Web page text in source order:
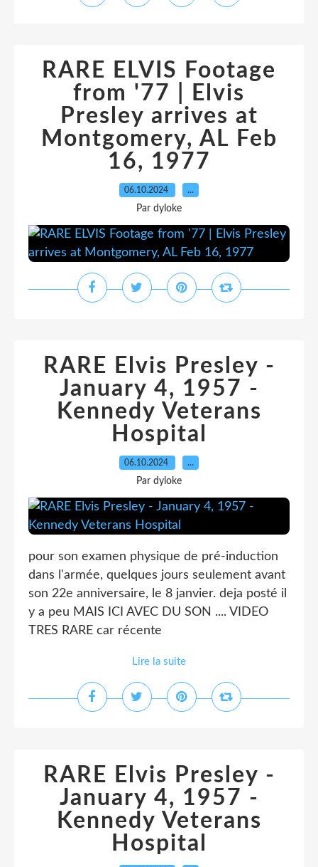
RARE ELVIS Footage
from '77 | Elvis
Presley arrives at
Montgomery, AL Feb
16, 1977
06.10.2024 …
Par dyloke
RARE Elvis Presley -
January 4, 1957 -
Kennedy Veterans
Hospital
06.10.2024 …
Par dyloke
pour son examen physique de pré-induction
dans l'armée, quelques jours seulement avant
son 22e anniversaire, le 8 janvier. deja posté il
y a peu MAIS ICI AVEC DU SON .... VIDEO
TRES RARE car récente
Lire la suite
RARE Elvis Presley -
January 4, 1957 -
Kennedy Veterans
Hospital